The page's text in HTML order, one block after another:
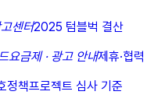
센터2025 텀블벅 결산
요금제 · 광고 안내제휴·협력
정책프로젝트 심사 기준